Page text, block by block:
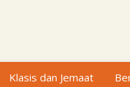
Klasis dan Jemaat